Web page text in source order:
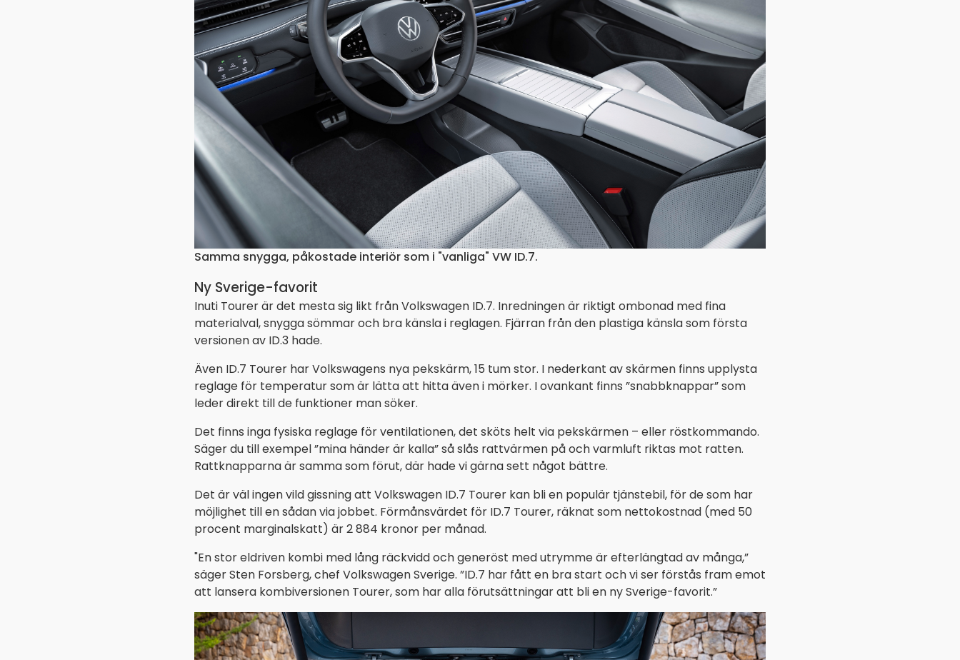
Samma snygga, påkostade interiör som i "vanliga" VW ID.7.
Ny Sverige-favorit
Inuti Tourer är det mesta sig likt från Volkswagen ID.7. Inredningen är riktigt ombonad med fina
materialval, snygga sömmar och bra känsla i reglagen. Fjärran från den plastiga känsla som första
versionen av ID.3 hade.
Även ID.7 Tourer har Volkswagens nya pekskärm, 15 tum stor. I nederkant av skärmen finns upplysta
reglage för temperatur som är lätta att hitta även i mörker. I ovankant finns ”snabbknappar” som
leder direkt till de funktioner man söker.
Det finns inga fysiska reglage för ventilationen, det sköts helt via pekskärmen – eller röstkommando.
Säger du till exempel ”mina händer är kalla” så slås rattvärmen på och varmluft riktas mot ratten.
Rattknapparna är samma som förut, där hade vi gärna sett något bättre.
Det är väl ingen vild gissning att Volkswagen ID.7 Tourer kan bli en populär tjänstebil, för de som har
möjlighet till en sådan via jobbet. Förmånsvärdet för ID.7 Tourer, räknat som nettokostnad (med 50
procent marginalskatt) är 2 884 kronor per månad.
"En stor eldriven kombi med lång räckvidd och generöst med utrymme är efterlängtad av många,”
säger Sten Forsberg, chef Volkswagen Sverige. ”ID.7 har fått en bra start och vi ser förstås fram emot
att lansera kombiversionen Tourer, som har alla förutsättningar att bli en ny Sverige-favorit.”